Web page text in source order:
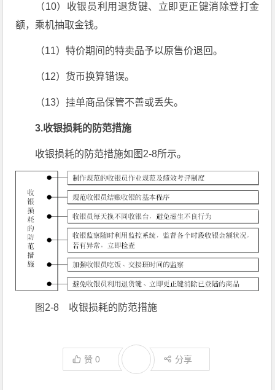
（10）收银员利用退货键、立即更正键消除登打金
额，乘机抽取金钱。
（11）特价期间的特卖品予以原售价退回。
（12）货币换算错误。
（13）挂单商品保管不善或丢失。
3.收银损耗的防范措施
收银损耗的防范措施如图2-8所示。
图2-8 收银损耗的防范措施
赞0 分享